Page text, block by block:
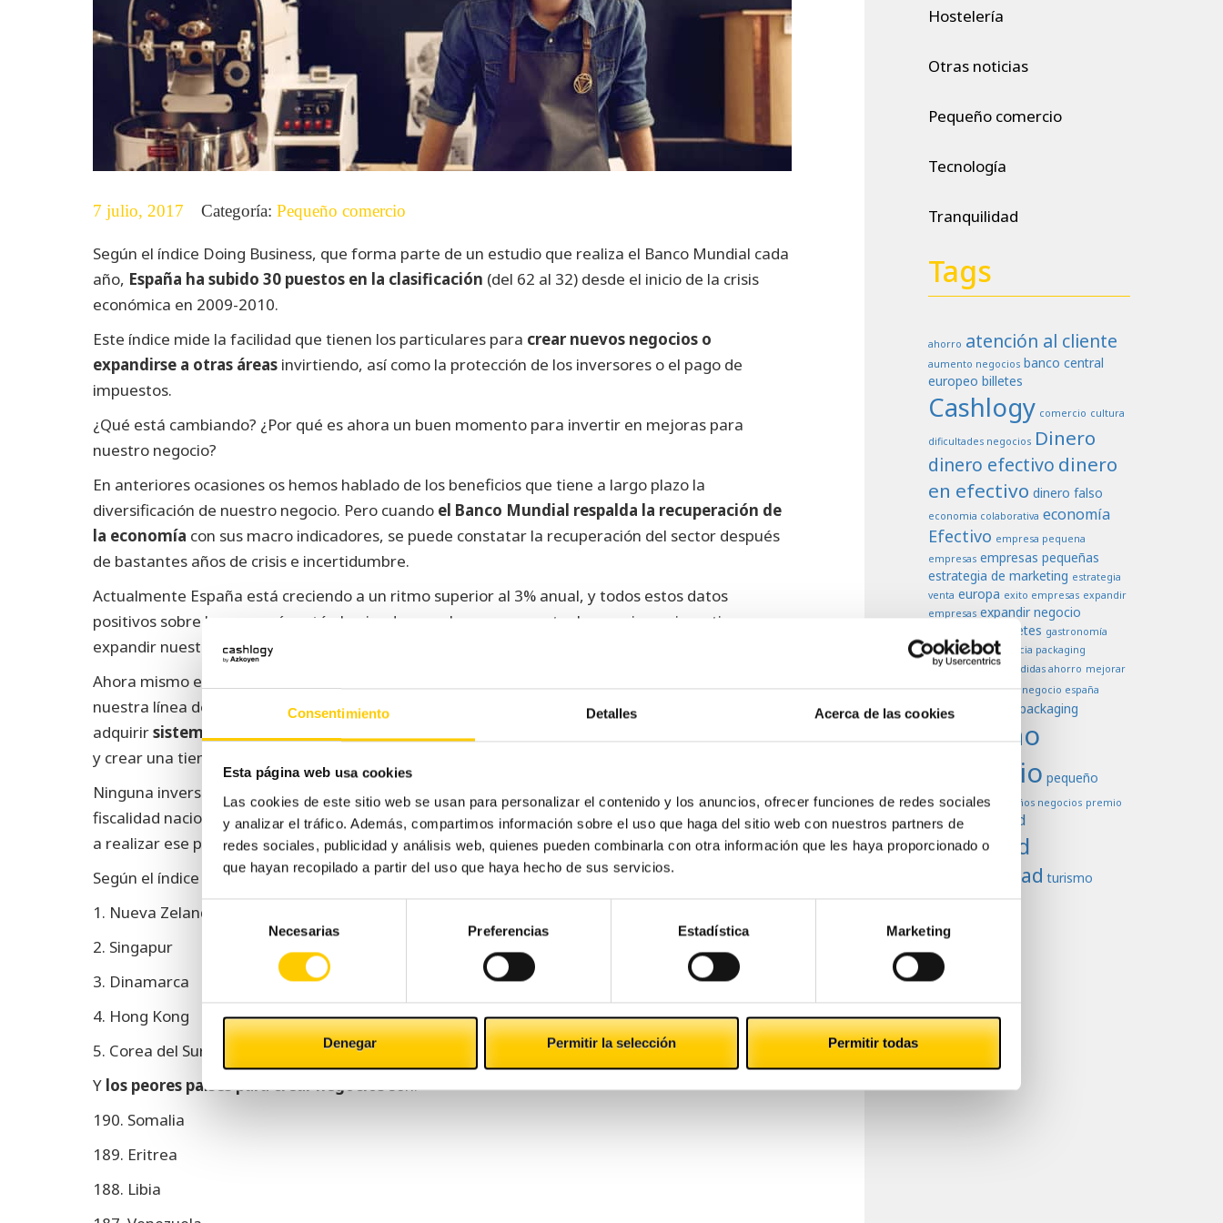
Consentimiento Detalles Acerca de las cookies
Esta página web usa cookies
Las cookies de este sitio web se usan para personalizar el contenido y los anuncios, ofrecer funciones de redes sociales
y analizar el tráfico. Además, compartimos información sobre el uso que haga del sitio web con nuestros partners de
redes sociales, publicidad y análisis web, quienes pueden combinarla con otra información que les haya proporcionado o
que hayan recopilado a partir del uso que haya hecho de sus servicios.
Selección
consentimiento
Necesarias Preferencias Estadística Marketing
Denegar Permitir la selección Permitir todas
7 julio, 2017 Categoría: Pequeño comercio
Según el índice Doing Business, que forma parte de un estudio que realiza el Banco Mundial cada
año, España ha subido 30 puestos en la clasificación (del 62 al 32) desde el inicio de la crisis
económica en 2009-2010.
Este índice mide la facilidad que tienen los particulares para crear nuevos negocios o
expandirse a otras áreas invirtiendo, así como la protección de los inversores o el pago de
impuestos.
¿Qué está cambiando? ¿Por qué es ahora un buen momento para invertir en mejoras para
nuestro negocio?
En anteriores ocasiones os hemos hablado de los beneficios que tiene a largo plazo la
diversificación de nuestro negocio. Pero cuando el Banco Mundial respalda la recuperación de
la economía con sus macro indicadores, se puede constatar la recuperación del sector después
de bastantes años de crisis e incertidumbre.
Actualmente España está creciendo a un ritmo superior al 3% anual, y todos estos datos
positivos sobre la economía están haciendo que el panorama actual nos anime a invertir y a
expandir nuestros negocios.
Ahora mismo es el momento perfecto para introducir mejoras en nuestros negocios, reforzar
nuestra línea de producción, mudarnos a un local más grande, sumarnos a la era tecnológica y
adquirirsistemas de cobro automático como Cashlogy
y crear una tienda online.
Ninguna inversión está exenta de riesgo, pero cuando la economía global se recupera y la
fiscalidad nacional se relaja para favorecer las inversiones, es el mejor momento para lanzarnos
a realizar ese proyecto empresarial que tenemos en mente.
Según el índice Doing Business, lospaíses en los que es más sencillo realizar negocios
1. Nueva Zelanda
2. Singapur
3. Dinamarca
4. Hong Kong
5. Corea del Sur
Y los peores países para crear negociosson:
190. Somalia
189. Eritrea
188. Libia
Hostelería
Otras noticias
Pequeño comercio
Tecnología
Tranquilidad
Tags
ahorro atención al cliente
aumento negocios banco central
europeo billetes
Cashlogy comercio cultura
dificultades negocios Dinero
dinero efectivo dinero
en efectivo dinero falso
economia colaborativa economía
Efectivo empresa pequena
empresas empresas pequeñas
estrategia de marketing estrategia
venta europa exito empresas expandir
empresas expandir negocio
falsificación billetes gastronomía
higiene importancia packaging
marketing medidas ahorro mejorar
ventas negocio negocio españa
negocios packaging
pequeño
comercio pequeño
negoccio pequeños negocios premio
Productividad
Seguridad
tranquilidad turismo